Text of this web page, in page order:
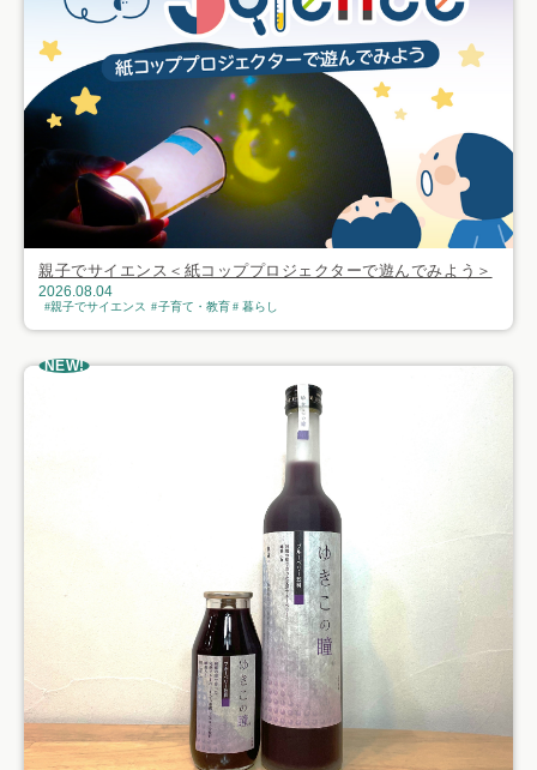
親子でサイエンス＜紙コッププロジェクターで遊んでみよう＞
2026.08.04
親子でサイエンス 子育て・教育 暮らし
NEW!